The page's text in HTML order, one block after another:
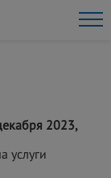
2023,
услуги